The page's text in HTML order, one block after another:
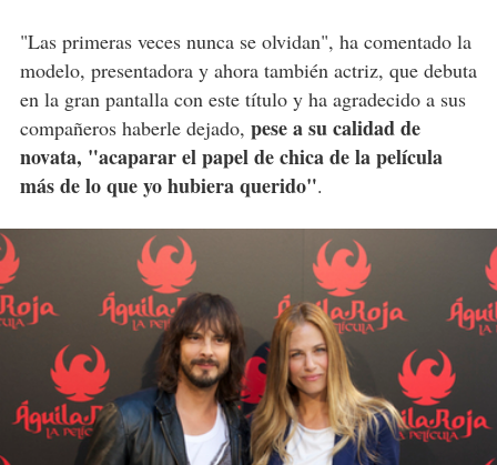
"Las primeras veces nunca se olvidan", ha comentado la
modelo, presentadora y ahora también actriz, que debuta
en la gran pantalla con este título y ha agradecido a sus
compañeros haberle dejado, pese a su calidad de
novata, "acaparar el papel de chica de la película
más de lo que yo hubiera querido".